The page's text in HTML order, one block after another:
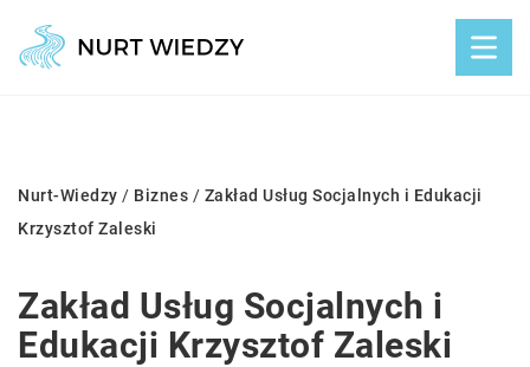
Nurt-Wiedzy / Biznes / Zakład Usług Socjalnych i Edukacji
Krzysztof Zaleski
Zakład Usług Socjalnych i
Edukacji Krzysztof Zaleski